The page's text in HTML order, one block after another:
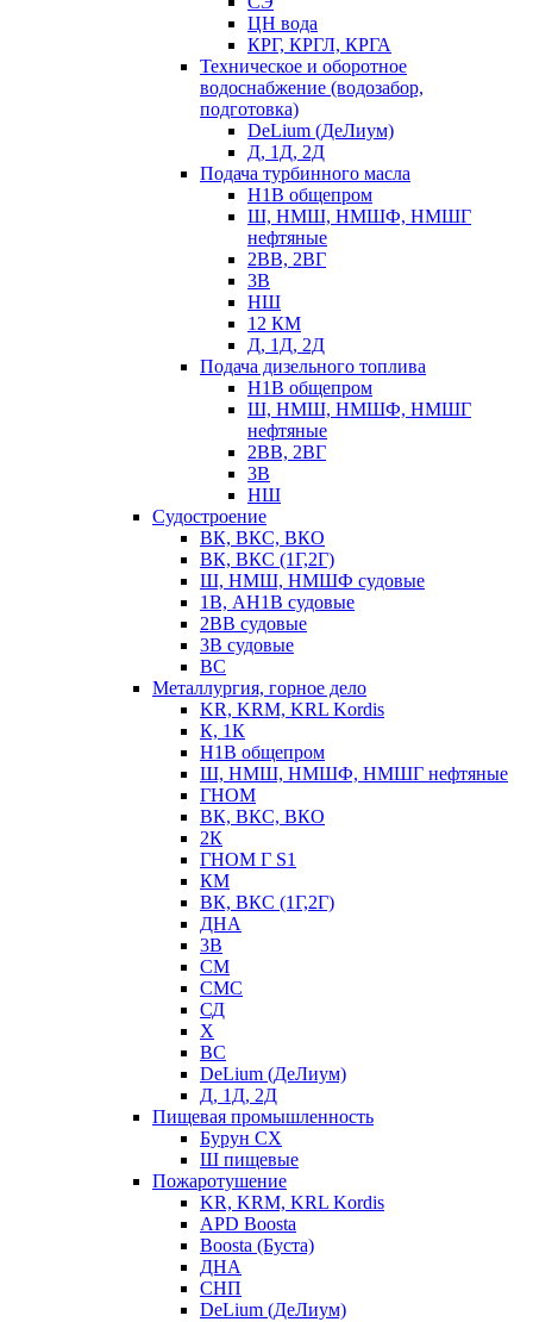
ЦН вода
КРГ, КРГЛ, КРГА
Техническое и оборотное
водоснабжение (водозабор,
подготовка)
DeLium (ДеЛиум)
Д, 1Д, 2Д
Подача турбинного масла
Н1В общепром
Ш, НМШ, НМШФ, НМШГ
нефтяные
2ВВ, 2ВГ
3В
НШ
12 КМ
Д, 1Д, 2Д
Подача дизельного топлива
Н1В общепром
Ш, НМШ, НМШФ, НМШГ
нефтяные
2ВВ, 2ВГ
3В
НШ
Судостроение
ВК, ВКС, ВКО
ВК, ВКС (1Г,2Г)
Ш, НМШ, НМШФ судовые
1В, АН1В судовые
2ВВ судовые
3В судовые
ВС
Металлургия, горное дело
KR, KRM, KRL Kordis
К, 1К
Н1В общепром
Ш, НМШ, НМШФ, НМШГ нефтяные
ГНОМ
ВК, ВКС, ВКО
2К
ГНОМ Г S1
КМ
ВК, ВКС (1Г,2Г)
ДНА
3В
СМ
СМС
СД
Х
ВС
DeLium (ДеЛиум)
Д, 1Д, 2Д
Пищевая промышленность
Бурун СХ
Ш пищевые
Пожаротушение
KR, KRM, KRL Kordis
APD Boosta
Boosta (Буста)
ДНА
СНП
DeLium (ДеЛиум)